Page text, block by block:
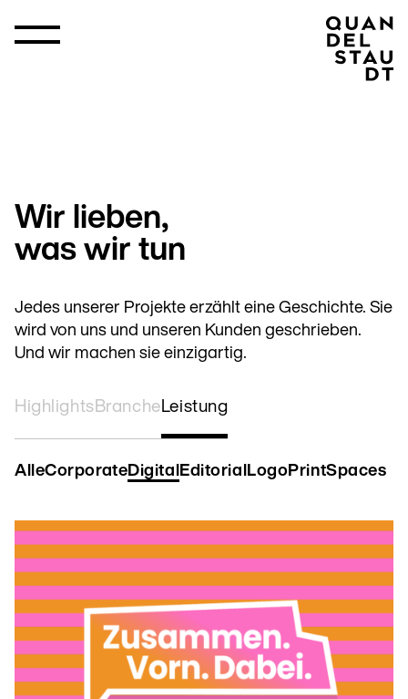
Wir lieben,
was wir tun
Jedes unserer Projekte erzählt eine Geschichte. Sie
wird von uns und unseren Kunden geschrieben.
Und wir machen sie einzigartig.
HighlightsBrancheLeistung
AlleCorporateDigital Editorial LogoPrintSpaces